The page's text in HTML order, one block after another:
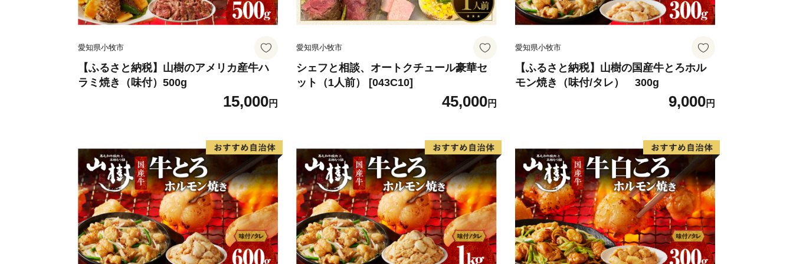
愛知県小牧市
【ふるさと納税】山樹のアメリカ産牛ハ
ラミ焼き（味付）500g
15,000円
愛知県小牧市
シェフと相談、オートクチュール豪華セ
ット（1人前） [043C10]
45,000円
愛知県小牧市
【ふるさと納税】山樹の国産牛とろホル
モン焼き（味付/タレ） 300g
9,000円